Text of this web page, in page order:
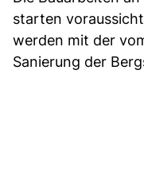
starten
werden mit der
Sanierung der